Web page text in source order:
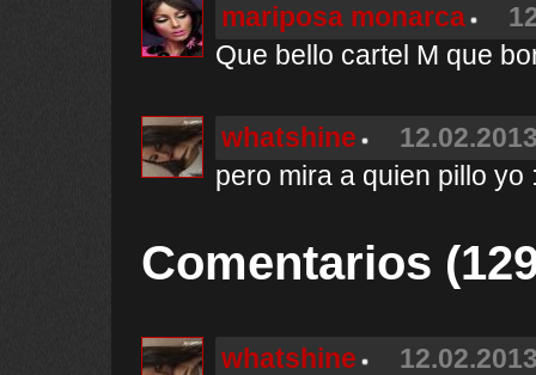
mariposa monarca
Que bello cartel M que
whatshine
pero mira a quien pillo yo
Comentarios
whatshine